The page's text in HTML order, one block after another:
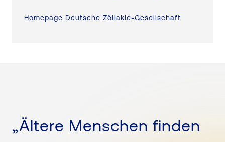
Homepage Deutsche Zöliakie-Gesellschaft
„Ältere Menschen finden